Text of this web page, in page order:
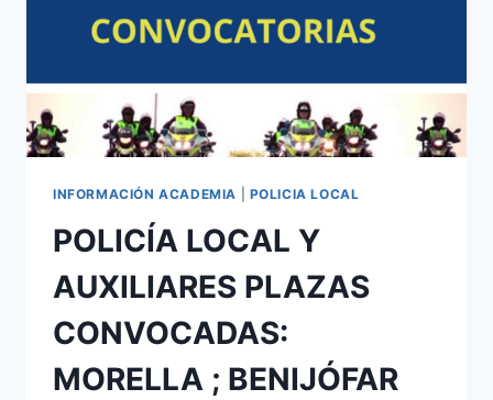
NACIONAL
2026
INFORMACIÓN ACADEMIA POLICIA LOCAL
POLICÍA LOCAL Y
AUXILIARES PLAZAS
CONVOCADAS:
MORELLA ; BENIJÓFAR